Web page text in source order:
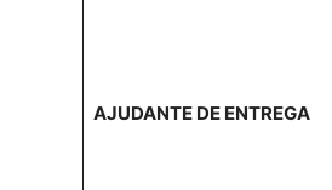
AJUDANTE DE ENTREGA